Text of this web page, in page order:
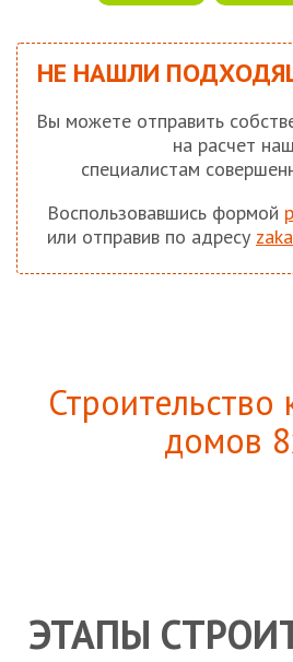
НЕ НАШЛИ
Вы можете отправить
на расчет
специалистам
Воспользовавшись формой
или отправив по адресу
Строительство
домов
ЭТАПЫ